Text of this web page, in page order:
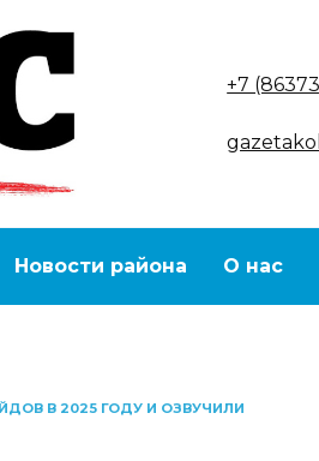
+7
Новости района О нас
В 2025 ГОДУ И ОЗВУЧИЛИ